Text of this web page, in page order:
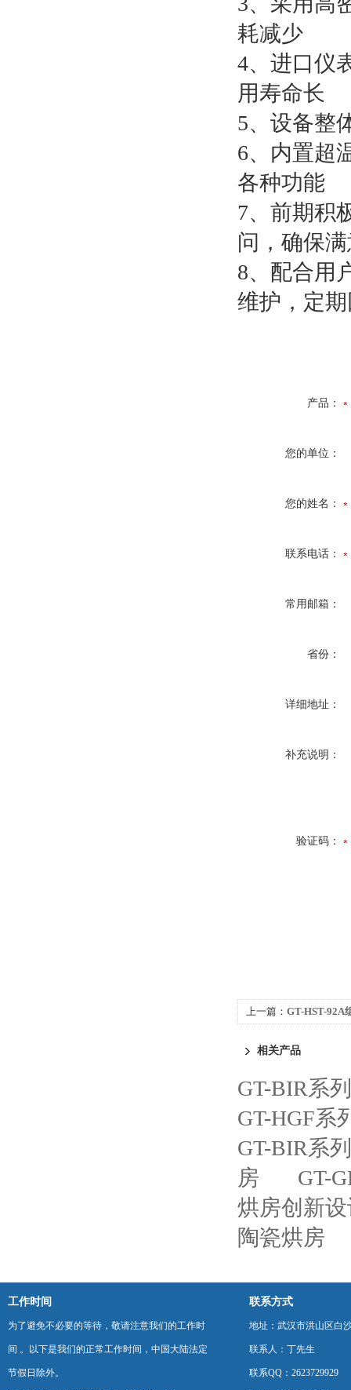
耗减少
4、进口仪
用寿命长
5、设备整
6、内置超
各种功能
7、前期积
问，确保
8、配合用
维护，定
产品：
您的单位：
您的姓名：
联系电话：
常用邮箱：
省份：
详细地址：
补充说明：
验证码：
上一篇： GT-HST-92A
相关产品
GT-BIR系
GT-HGF系
GT-BIR系
房
GT-
烘房创新
陶瓷烘房
工作时间
为了避免不必要的等待，敬请注意我们的工作时
间 。以下是我们的正常工作时间，中国大陆法定
节假日除外。
联系方式
地址：武汉市洪山区白
联系人：丁先生
联系QQ：2623729929